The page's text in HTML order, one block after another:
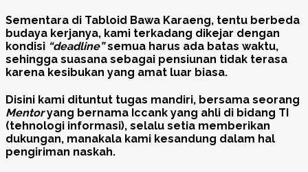
Sementara di Tabloid Bawa Karaeng, tentu berbeda
budaya kerjanya, kami terkadang dikejar dengan
kondisi “deadline”semua harus ada batas waktu,
sehingga suasana sebagai pensiunan tidak terasa
karena kesibukan yang amat luar biasa.
Disini kami dituntut tugas mandiri, bersama seorang
Mentoryang bernama Iccank yang ahli di bidang TI
(tehnologi informasi), selalu setia memberikan
dukungan, manakala kami kesandung dalam hal
pengiriman naskah.